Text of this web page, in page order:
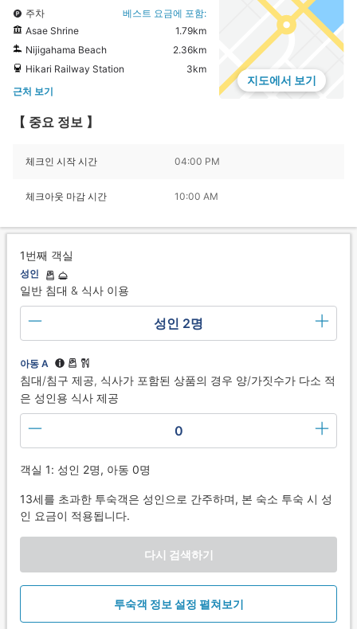
주차
베스트 요금에 포함:
Asae Shrine
1.79km
Nijigahama Beach
2.36km
Hikari Railway Station
3km
근처 보기
지도에서 보기
【 중요 정보 】
체크인 시작 시간 04:00 PM
체크아웃 마감 시간 10:00 AM
1번째 객실
성인
일반 침대 & 식사 이용
성인 2명
아동 A
침대/침구 제공, 식사가 포함된 상품의 경우 양/가짓수가 다소 적
은 성인용 식사 제공
0
객실 1: 성인 2명, 아동 0명
13세를 초과한 투숙객은 성인으로 간주하며, 본 숙소 투숙 시 성
인 요금이 적용됩니다.
다시 검색하기
투숙객 정보 설정 펼쳐보기